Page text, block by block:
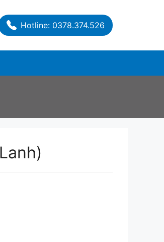
Hotline: 0378.374.526